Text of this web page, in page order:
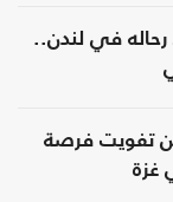
رحاله في لندن..
تفويت فرصة
غزة